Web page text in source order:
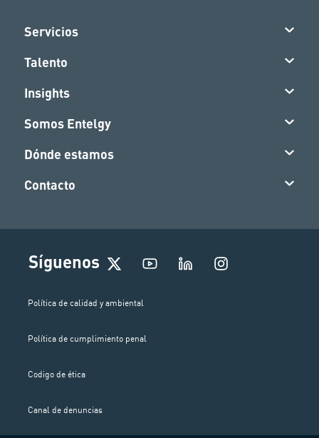
Servicios
Talento
Insights
Somos Entelgy
Dónde estamos
Contacto
Síguenos
I
n
Política de calidad y ambiental
Política de cumplimiento penal
Codigo de ética
Canal de denuncias